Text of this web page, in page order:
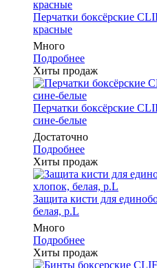
Перчатки боксёрские
красные
Много
Подробнее
Хиты продаж
Перчатки боксёрские
сине-белые
Достаточно
Подробнее
Хиты продаж
Защита кисти для
белая, р.L
Много
Подробнее
Хиты продаж